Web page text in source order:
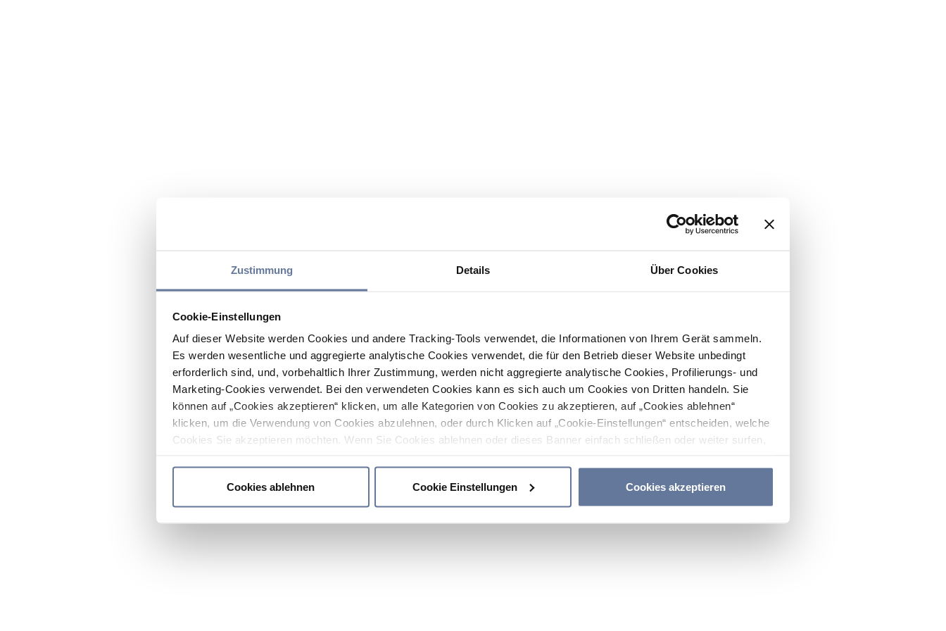
Zustimmung Details Über Cookies
Cookie-Einstellungen
Auf dieser Website werden Cookies und andere Tracking-Tools verwendet, die Informationen von Ihrem Gerät sammeln.
Es werden wesentliche und aggregierte analytische Cookies verwendet, die für den Betrieb dieser Website unbedingt
erforderlich sind, und, vorbehaltlich Ihrer Zustimmung, werden nicht aggregierte analytische Cookies, Profilierungs- und
Marketing-Cookies verwendet. Bei den verwendeten Cookies kann es sich auch um Cookies von Dritten handeln. Sie
können auf „Cookies akzeptieren“ klicken, um alle Kategorien von Cookies zu akzeptieren, auf „Cookies ablehnen“
klicken, um die Verwendung von Cookies abzulehnen, oder durch Klicken auf „Cookie-Einstellungen“ entscheiden, welche
Cookies Sie akzeptieren möchten. Wenn Sie Cookies ablehnen oder dieses Banner einfach schließen oder weiter surfen,
Cookies ablehnen
Cookie Einstellungen Cookies akzeptieren